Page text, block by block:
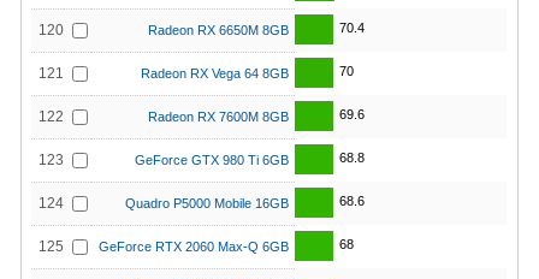
120 Radeon RX 6650M 8GB 70.4
121 Radeon RX Vega 64 8GB 70
122 Radeon RX 7600M 8GB 69.6
123 GeForce GTX 980 Ti 6GB 68.8
124 Quadro P5000 Mobile 16GB 68.6
125 GeForce RTX 2060 Max-Q 6GB 68